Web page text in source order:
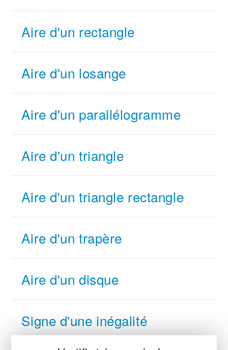
Aire d'un rectangle
Aire d'un losange
Aire d'un parallélogramme
Aire d'un triangle
Aire d'un triangle rectangle
Aire d'un trapère
Aire d'un disque
Signe d'une inégalité